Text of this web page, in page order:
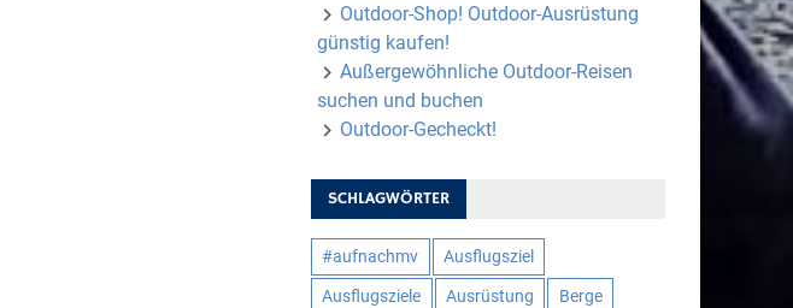
Outdoor-Shop! Outdoor-Ausrüstung
günstig kaufen!
Außergewöhnliche Outdoor-Reisen
suchen und buchen
Outdoor-Gecheckt!
SCHLAGWÖRTER
#aufnachmv Ausflugsziel
Ausflugsziele Ausrüstung Berge